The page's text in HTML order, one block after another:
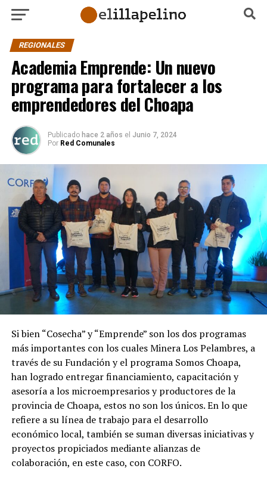
REGIONALES
Academia Emprende: Un nuevo
programa para fortalecer a los
emprendedores del Choapa
Publicado hace 2 años el Junio 7, 2024
Por Red Comunales
Si bien “Cosecha” y “Emprende” son los dos programas
más importantes con los cuales Minera Los Pelambres, a
través de su Fundación y el programa Somos Choapa,
han logrado entregar financiamiento, capacitación y
asesoría a los microempresarios y productores de la
provincia de Choapa, estos no son los únicos. En lo que
refiere a su línea de trabajo para el desarrollo
económico local, también se suman diversas iniciativas y
proyectos propiciados mediante alianzas de
colaboración, en este caso, con CORFO.